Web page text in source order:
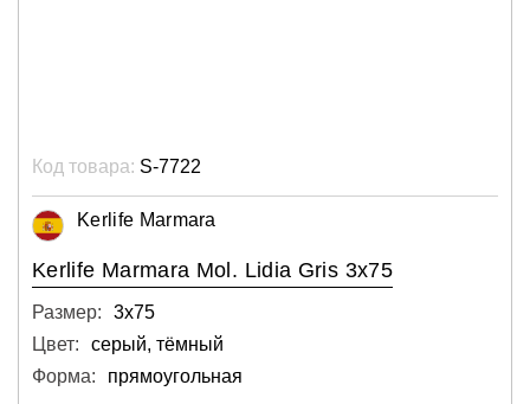
Код товара: S-7722
Kerlife Marmara
Kerlife Marmara Mol. Lidia Gris 3x75
Размер:
3х75
Цвет:
серый, тёмный
Форма:
прямоугольная